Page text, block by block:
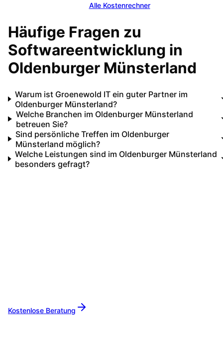
Alle Kostenrechner
Häufige Fragen zu
Softwareentwicklung in
Oldenburger Münsterland
Warum ist Groenewold IT ein guter Partner im
Oldenburger Münsterland?
Welche Branchen im Oldenburger Münsterland
betreuen Sie?
Sind persönliche Treffen im Oldenburger
Münsterland möglich?
Welche Leistungen sind im Oldenburger Münsterland
besonders gefragt?
Kostenlose Beratung